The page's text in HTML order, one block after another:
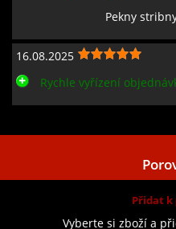
Pekny
16.08.2025
Rychle vyřízení
Přidat
Vyberte si zboží a